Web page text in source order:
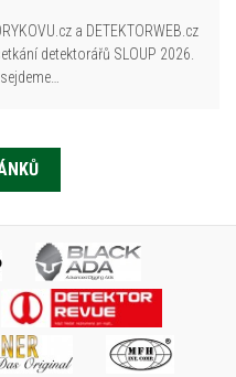
a DETEKTORWEB.cz
detektorářů SLOUP 2026.